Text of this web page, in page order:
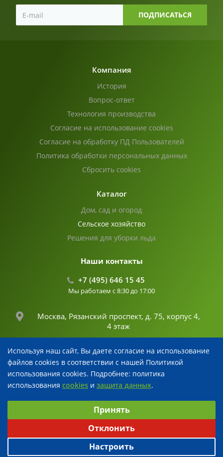
Компания
История
Вопрос-ответ
Технология производства
Согласие на использование cookies
Согласие на обработку ПД Пользователей
Политика обработки персональных данных
Сбросить cookies
Каталог
Дом, сад и огород
Сельское хозяйство
Решения для уборки льда
Наши контакты
+7 (495) 646 15 45
Мы работаем с 8:30 до 17:00
Москва, Рязанский проспект, д. 75, корпус 4,
4 этаж
info@fertika.com
© 2026 Все права защищены
Разработка и поддержка
Используя наш сайт, Вы даете согласие на использование
файлов cookies в соответствии с нашей Политикой
использования cookies. Подробнее: политика
использования cookies и защита данных.
Аналитические
Принять
Отклонить
Настроить